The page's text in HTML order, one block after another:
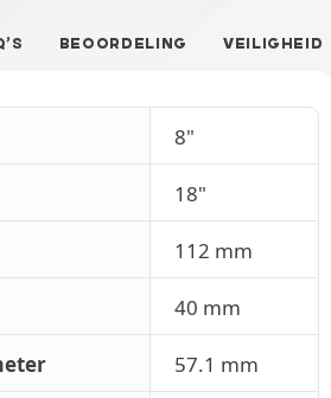
BEOORDELING VEILIGHEID
8"
18"
112 mm
40 mm
57.1 mm